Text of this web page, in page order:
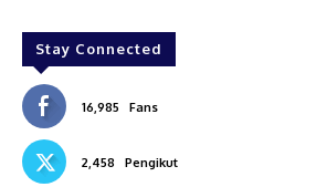
Stay Connected
16,985 Fans
2,458 Pengikut